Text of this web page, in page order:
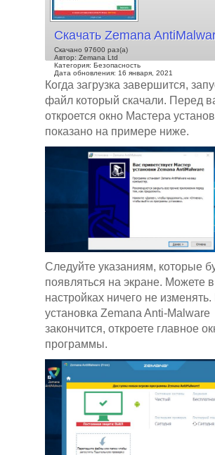
Скачать Zemana
Скачано 97600 раз(а)
Автор: Zemana Ltd
Категория: Безопасность
Дата обновления: 16 января, 2021
Когда загрузка завершится,
файл который скачали. Перед
откроется окно Мастера
показано на примере ниже.
Следуйте указаниям, которые
появляться на экране. Можете в
настройках ничего не изменять.
установка Zemana Anti-Malware
закончится, откроете главное
программы.